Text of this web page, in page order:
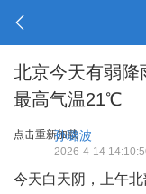
北京今天有弱降
最高气温21℃
点击重新加载
孙璐波
2026-4-14
今天白天阴，上午